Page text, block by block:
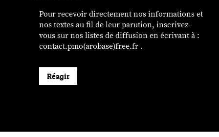
Pour recevoir directement nos informations et
nos textes au fil de leur parution, inscrivez-
vous sur nos listes de diffusion en écrivant à :
contact.pmo(arobase)free.fr .
Réagir